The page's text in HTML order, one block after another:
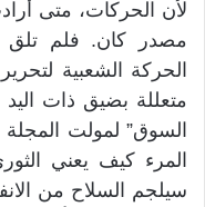
لأن الحركات، متى
مصدر كان. فلم تلق
الحركة الشعبية
متعللة بضيق ذات
السوق” لمولت
المرء كيف يعني
سيلجم السلاح من